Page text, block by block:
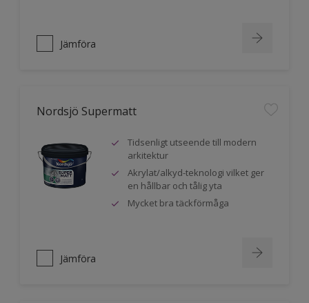
Jämföra
Nordsjö Supermatt
Tidsenligt utseende till modern
arkitektur
Akrylat/alkyd-teknologi vilket ger
en hållbar och tålig yta
Mycket bra täckförmåga
Jämföra